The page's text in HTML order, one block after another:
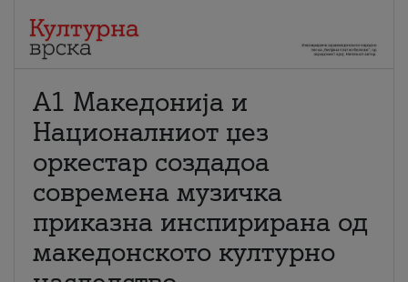
А1 Македонија и
Националниот џез
оркестар создадоа
современа музичка
приказна инспирирана од
македонското културно